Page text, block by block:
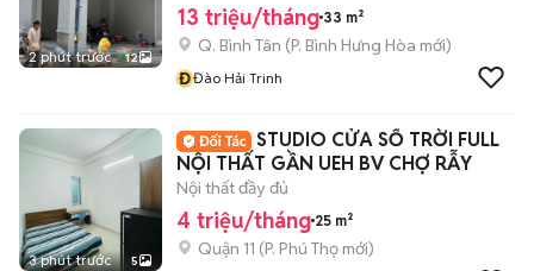
2 phút trước 12
13 triệu/tháng 33 m²
Q. Bình Tân (P. Bình Hưng Hòa mới)
ĐĐào Hải Trinh
3 phút trước 5
STUDIO CỬA SỔ TRỜI FULL
NỘI THẤT GẦN UEH BV CHỢ RẪY
Nội thất đầy đủ
4 triệu/tháng 25 m²
Quận 11 (P. Phú Thọ mới)